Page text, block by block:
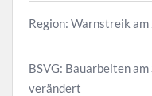
Region: Warnstreik
BSVG: Bauarbeiten
verändert